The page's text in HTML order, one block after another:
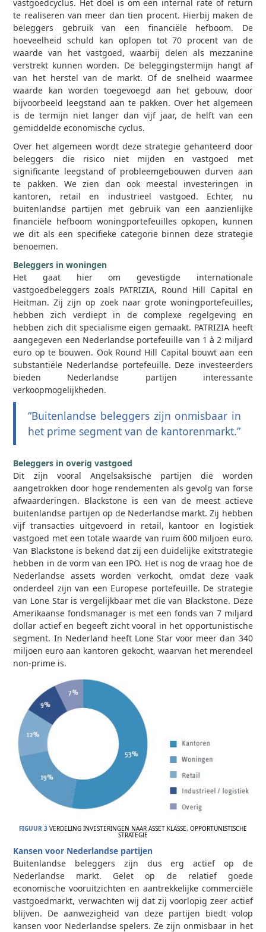
vastgoedcyclus. Het doel is om een internal rate of return
te realiseren van meer dan tien procent. Hierbij maken de
beleggers gebruik van een financiële hefboom. De
hoeveelheid schuld kan oplopen tot 70 procent van de
waarde van het vastgoed, waarbij delen als mezzanine
verstrekt kunnen worden. De beleggingstermijn hangt af
van het herstel van de markt. Of de snelheid waarmee
waarde kan worden toegevoegd aan het gebouw, door
bijvoorbeeld leegstand aan te pakken. Over het algemeen
is de termijn niet langer dan vijf jaar, de helft van een
gemiddelde economische cyclus.
Over het algemeen wordt deze strategie gehanteerd door
beleggers die risico niet mijden en vastgoed met
significante leegstand of probleemgebouwen durven aan
te pakken. We zien dan ook meestal investeringen in
kantoren, retail en industrieel vastgoed. Echter, nu
buitenlandse partijen met gebruik van een aanzienlijke
financiële hefboom woningportefeuilles opkopen, kunnen
we dit als een specifieke categorie binnen deze strategie
benoemen.
Beleggers in woningen
Het gaat hier om gevestigde internationale
vastgoedbeleggers zoals PATRIZIA, Round Hill Capital en
Heitman. Zij zijn op zoek naar grote woningportefeuilles,
hebben zich verdiept in de complexe regelgeving en
hebben zich dit specialisme eigen gemaakt. PATRIZIA heeft
aangegeven een Nederlandse portefeuille van 1 à 2 miljard
euro op te bouwen. Ook Round Hill Capital bouwt aan een
substantiële Nederlandse portefeuille. Deze investeerders
bieden Nederlandse partijen interessante
verkoopmogelijkheden.
“Buitenlandse beleggers zijn onmisbaar in
het prime segment van de kantorenmarkt.”
Beleggers in overig vastgoed
Dit zijn vooral Angelsaksische partijen die worden
aangetrokken door hoge rendementen als gevolg van forse
afwaarderingen. Blackstone is een van de meest actieve
buitenlandse partijen op de Nederlandse markt. Zij hebben
vijf transacties uitgevoerd in retail, kantoor en logistiek
vastgoed met een totale waarde van ruim 600 miljoen euro.
Van Blackstone is bekend dat zij een duidelijke exitstrategie
hebben in de vorm van een IPO. Het is nog de vraag hoe de
Nederlandse assets worden verkocht, omdat deze vaak
onderdeel zijn van een Europese portefeuille. De strategie
van Lone Star is vergelijkbaar met die van Blackstone. Deze
Amerikaanse fondsmanager is met een fonds van 7 miljard
dollar actief en begeeft zicht vooral in het opportunistische
segment. In Nederland heeft Lone Star voor meer dan 340
miljoen euro aan kantoren gekocht, waarvan het merendeel
non-prime is.
FIGUUR 3 VERDELING INVESTERINGEN NAAR ASSET KLASSE, OPPORTUNISTISCHE
STRATEGIE
Kansen voor Nederlandse partijen
Buitenlandse beleggers zijn dus erg actief op de
Nederlandse markt. Gelet op de relatief goede
economische vooruitzichten en aantrekkelijke commerciële
vastgoedmarkt, verwachten wij dat zij voorlopig zeer actief
blijven. De aanwezigheid van deze partijen biedt volop
kansen voor Nederlandse spelers. Ze zijn onmisbaar in het